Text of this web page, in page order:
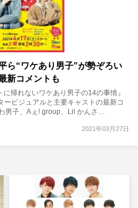
ら“ワケあり男子”が勢ぞろい
新コメントも
帰れないワケあり男子の14の事情』
ービジュアルと主要キャストの最新コ
男子、Aぇ! group、Lil かんさ…
2021年03月27日